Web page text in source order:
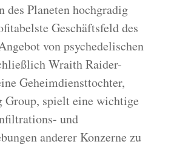
des Planeten hochgradig
Geschäftsfeld des
von psychedelischen
Wraith Raider-
Geheimdiensttochter,
spielt eine wichtige
und
anderer Konzerne zu